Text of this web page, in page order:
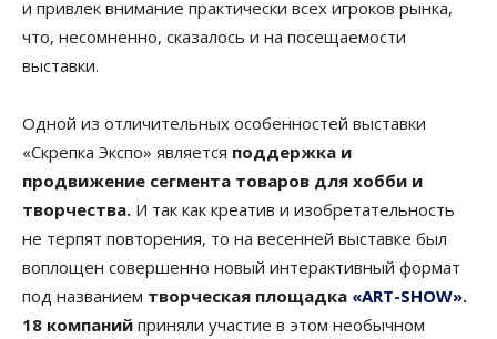
и привлек внимание практически всех игроков рынка,
что, несомненно, сказалось и на посещаемости
выставки.
Одной из отличительных особенностей выставки
«Скрепка Экспо» является поддержка и
продвижение сегмента товаров для хобби и
творчества. И так как креатив и изобретательность
не терпят повторения, то на весенней выставке был
воплощен совершенно новый интерактивный формат
под названием творческая площадка «ART-SHOW».
18 компаний приняли участие в этом необычном